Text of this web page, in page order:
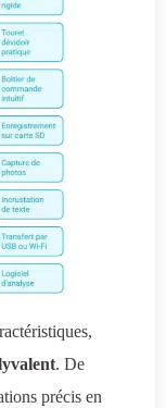
. De
précis en